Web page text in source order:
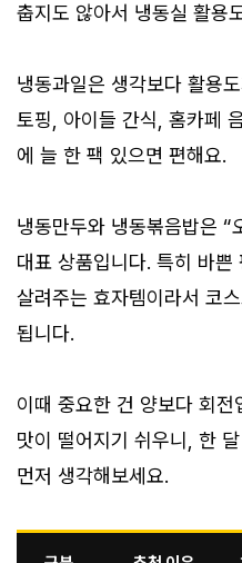
춥지도 않아서 냉동실 활용
냉동과일은 생각보다 활용
토핑, 아이들 간식, 홈카페
에 늘 한 팩 있으면 편해요.
냉동만두와 냉동볶음밥은 “
대표 상품입니다. 특히 바
살려주는 효자템이라서 코
됩니다.
이때 중요한 건 양보다 회
맛이 떨어지기 쉬우니, 한
먼저 생각해보세요.